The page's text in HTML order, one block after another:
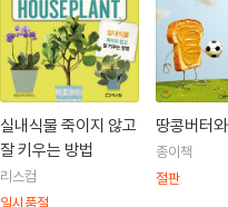
실내식물 죽이지 않고
잘 키우는 방법
리스컴
일시품절
땅콩버터
종이책
절판